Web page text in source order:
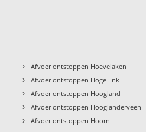
› Afvoer ontstoppen Hoevelaken
› Afvoer ontstoppen Hoge Enk
› Afvoer ontstoppen Hoogland
› Afvoer ontstoppen Hooglanderveen
› Afvoer ontstoppen Hoorn